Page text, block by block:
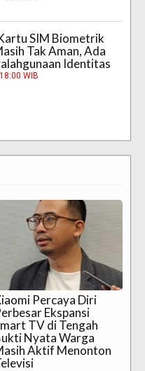
SIM Biometrik
Tak Aman, Ada
Identitas
WIB
Percaya Diri
Ekspansi
TV di Tengah
Nyata Warga
Aktif Menonton